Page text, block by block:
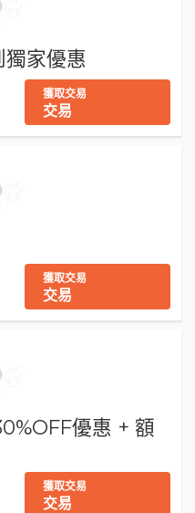
家優惠
獲取交易
交易
獲取交易
交易
優惠 + 額
獲取交易
交易